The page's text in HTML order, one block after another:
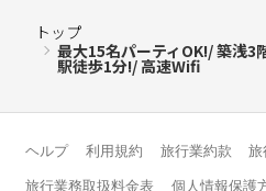
トップ
最大15名パーティOK!/ 築浅3
駅徒歩1分!/ 高速Wifi
ヘルプ 利用規約 旅行業約款 旅
旅行業務取扱料金表 個人情報保護